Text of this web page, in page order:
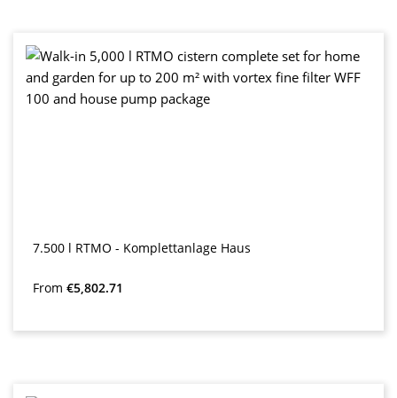
7.500 l RTMO - Komplettanlage Haus
Regular price:
From €5,802.71